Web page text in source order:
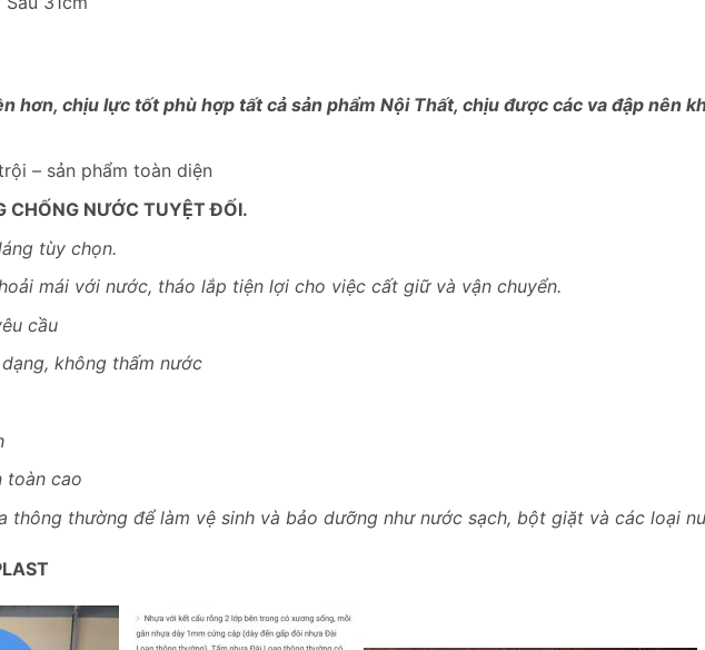
hơn, chịu lực tốt phù hợp tất cả sản phẩm Nội Thất, chịu được các va đập nên
– sản phẩm toàn diện
CHỐNG NƯỚC TUYỆT ĐỐI.
tùy chọn.
mái với nước, tháo lắp tiện lợi cho việc cất giữ và vận chuyển.
cầu
không thấm nước
toàn cao
thông thường để làm vệ sinh và bảo dưỡng như nước sạch, bột giặt và các loại